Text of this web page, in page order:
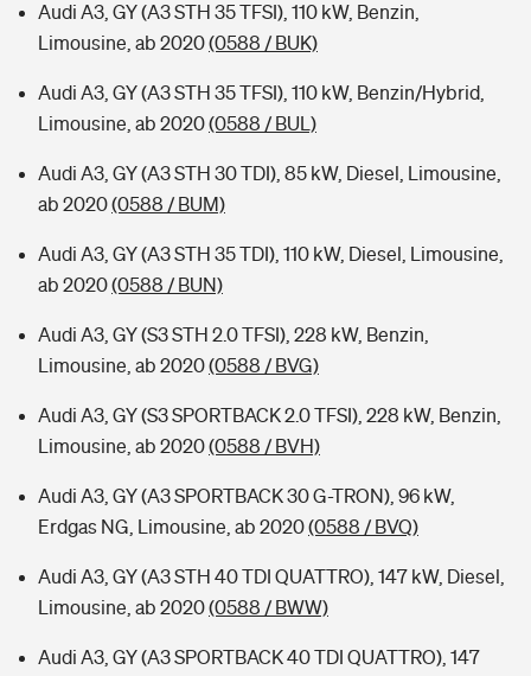
Audi A3, GY (A3 STH 35 TFSI), 110 kW, Benzin,
Limousine, ab 2020(0588 / BUK)
Audi A3, GY (A3 STH 35 TFSI), 110 kW, Benzin/Hybrid,
Limousine, ab 2020(0588 / BUL)
Audi A3, GY (A3 STH 30 TDI), 85 kW, Diesel, Limousine,
ab 2020(0588 / BUM)
Audi A3, GY (A3 STH 35 TDI), 110 kW, Diesel, Limousine,
ab 2020(0588 / BUN)
Audi A3, GY (S3 STH 2.0 TFSI), 228 kW, Benzin,
Limousine, ab 2020(0588 / BVG)
Audi A3, GY (S3 SPORTBACK 2.0 TFSI), 228 kW, Benzin,
Limousine, ab 2020(0588 / BVH)
Audi A3, GY (A3 SPORTBACK 30 G-TRON), 96 kW,
Erdgas NG, Limousine, ab 2020(0588 / BVQ)
Audi A3, GY (A3 STH 40 TDI QUATTRO), 147 kW, Diesel,
Limousine, ab 2020(0588 / BWW)
Audi A3, GY (A3 SPORTBACK 40 TDI QUATTRO), 147